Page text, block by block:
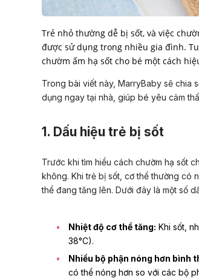
Trẻ nhỏ thường dễ bị sốt, và việc
được sử dụng trong nhiều gia đình.
chườm ấm hạ sốt cho bé một cách
Trong bài viết này, MarryBaby sẽ chia
dụng ngay tại nhà, giúp bé yêu cảm
1. Dấu hiệu trẻ bị sốt
Trước khi tìm hiểu cách chườm hạ sốt
không. Khi trẻ bị sốt, cơ thể thường có
thể đang tăng lên. Dưới đây là một số
Nhiệt độ cơ thể tăng: Khi sốt,
38°C).
Nhiều bộ phận nóng hơn bình
có thể nóng hơn so với các bộ